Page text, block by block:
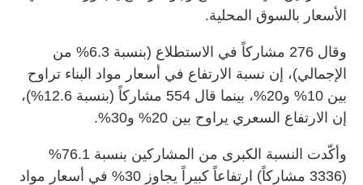
الأسعار بالسوق المحلية.
وقال 276 مشاركاً في الاستطلاع (بنسبة 6.3% من
الإجمالي)، إن نسبة الارتفاع في أسعار مواد البناء تراوح
بين 10% و20%، بينما قال 554 مشاركاً (بنسبة 12.6%)،
إن الارتفاع السعري يراوح بين 20% و30%.
وأكّدت النسبة الكبرى من المشاركين بنسبة 76.1%
(3336 مشاركاً) ارتفاعاً كبيراً يجاوز 30% في أسعار مواد